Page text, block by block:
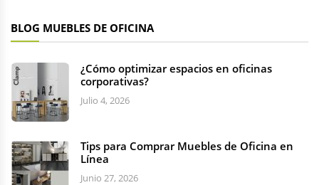
BLOG MUEBLES DE OFICINA
¿Cómo optimizar espacios en oficinas
corporativas?
Julio 4, 2026
Tips para Comprar Muebles de Oficina en
Línea
Junio 27, 2026